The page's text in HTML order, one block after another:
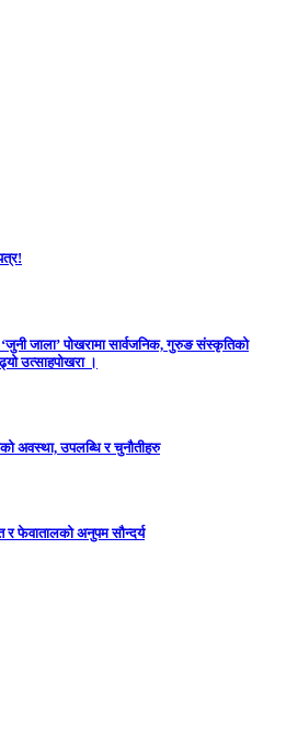
जाला’ पोखरामा सार्वजनिक, गुरुङ संस्कृतिको
उत्साहपोखरा ।
अवस्था, उपलब्धि र चुनौतीहरु
र फेवातालको अनुपम सौन्दर्य